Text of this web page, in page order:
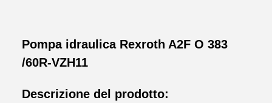
Pompa idraulica Rexroth A2F O 383
/60R-VZH11
Descrizione del prodotto: